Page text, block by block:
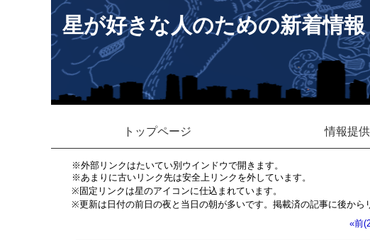
星が好きな人のための新着情報
トップページ 情報提
※外部リンクはたいてい別ウインドウで開きます。
※あまりに古いリンク先は安全上リンクを外しています。
※固定リンクは星のアイコンに仕込まれています。
※更新は日付の前日の夜と当日の朝が多いです。掲載済の記事に後から
«前